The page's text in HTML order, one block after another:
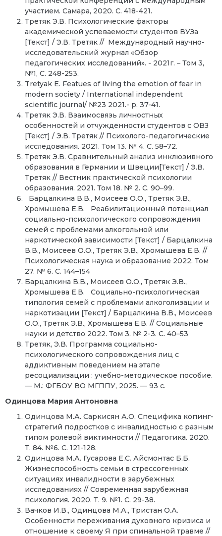
участием. Самара, 2020. С. 418-421.
Третяк Э.В. Психологические факторы
академической успеваемости студентов ВУЗа
[Текст] / Э.В. Третяк // Международный научно-
исследовательский журнал «Обзор
педагогических исследований». - 2021г. – Том 3,
№1, С. 248-253.
Tretyak E. Featues of living the emotion of fear in
modern society / International independent
scientific journal/ №23 2021.- p. 37-41.
Третяк Э.В. Взаимосвязь личностных
особенностей и отчужденности студентов с ОВЗ
[Текст] / Э.В. Третяк // Психолого-педагогические
исследования. 2021. Том 13. № 4. С. 58–72.
Третяк Э.В. Сравнительный анализ инклюзивного
образования в Германии и Швеции[Текст] / Э.В.
Третяк // Вестник практической психологии
образования. 2021. Том 18. № 2. С. 90–99.
Барцалкина В.В., Моисеев О.О., Третяк Э.В.,
Хромышева Е.В. Реабилитационный потенциал
социально-психологического сопровождения
семей с проблемами алкогольной или
наркотической зависимости [Текст] / Барцалкина
В.В., Моисеев О.О., Третяк Э.В., Хромышева Е.В. //
Психологическая наука и образование 2022. Том
27. № 6. С. 144–154
Барцалкина В.В., Моисеев О.О., Третяк Э.В.,
Хромышева Е.В. Социально-психологическая
типология семей с проблемами алкоголизации и
наркотизации [Текст] / Барцалкина В.В., Моисеев
О.О., Третяк Э.В., Хромышева Е.В. // Социальные
науки и детство 2022. Том 3. № 2-3. С. 40–53
Третяк, Э.В. Программа социально-
психологического сопровождения лиц с
аддиктивным поведением на этапе
ресоциализации : учебно-методическое пособие.
— М.: ФГБОУ ВО МГППУ, 2025. — 93 с.
Одинцова Мария Антоновна
Одинцова М.А. Саркисян А.О. Специфика копинг-
стратегий подростков с инвалидностью с разным
типом ролевой виктимности // Педагогика. 2020.
Т. 84. №6. С. 121-128.
Одинцова М.А. Гусарова Е.С. Айсмонтас Б.Б.
Жизнеспособность семьи в стрессогенных
ситуациях инвалидности в зарубежных
исследованиях // Современная зарубежная
психология. 2020. Т. 9. №1. С. 29-38.
Вачков И.В., Одинцова М.А., Тристан О.А.
Особенности переживания духовного кризиса и
отношение к своему Я при спинальной травме //